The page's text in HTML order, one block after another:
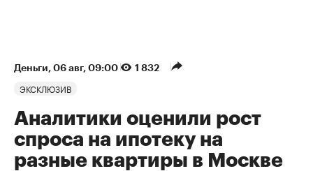
Деньги 06 авг, 09:00 1 832
ЭКСКЛЮЗИВ
Аналитики оценили рост
спроса на ипотеку на
разные квартиры в Москве